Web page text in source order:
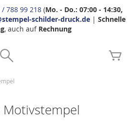
/ 788 99 218 (Mo. - Do.: 07:00 - 14:30,
schilder-druck.de| Schnelle
, auch auf Rechnung
Motivstempel